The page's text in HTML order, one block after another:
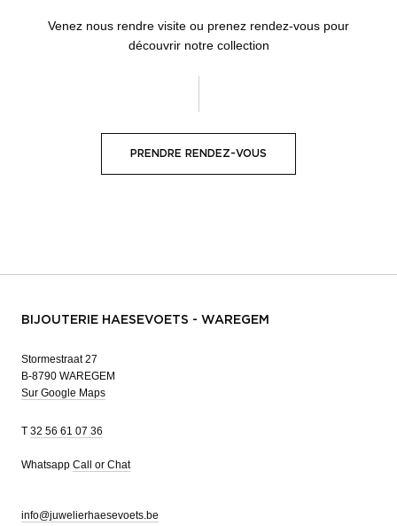
Venez nous rendre visite ou prenez rendez-vous pour
découvrir notre collection
PRENDRE RENDEZ-VOUS
BIJOUTERIE HAESEVOETS - WAREGEM
Stormestraat 27
B-8790 WAREGEM
Sur Google Maps
T 32 56 61 07 36
Whatsapp Call or Chat
info@juwelierhaesevoets.be